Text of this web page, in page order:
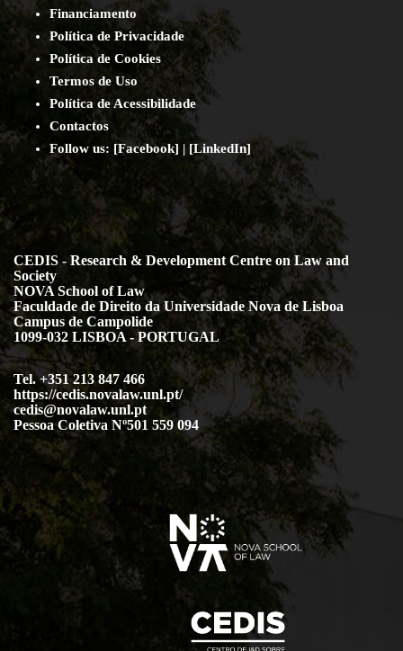
Financiamento
Política de Privacidade
Política de Cookies
Termos de Uso
Política de Acessibilidade
Contactos
Follow us: [Facebook] | [LinkedIn]
CEDIS - Research & Development Centre on Law and
Society
NOVA School of Law
Faculdade de Direito da Universidade Nova de Lisboa
Campus de Campolide
1099-032 LISBOA - PORTUGAL
Tel. +351 213 847 466
https://cedis.novalaw.unl.pt/
cedis@novalaw.unl.pt
Pessoa Coletiva Nº501 559 094